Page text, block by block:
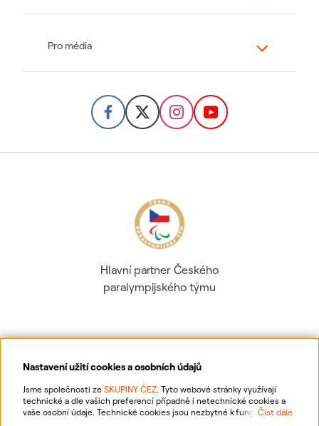
Nastavení užití cookies a osobních údajů
Jsme společnosti ze SKUPINY ČEZ. Tyto webové stránky využívají
technické a dle vašich preferencí případně i netechnické cookies a
vaše osobní údaje. Technické cookies jsou nezbytné k fungováníČíst dále
Pro média
Hlavní partner Českého
paralympijského týmu
Ochrana osobních údajů
Informace o webu